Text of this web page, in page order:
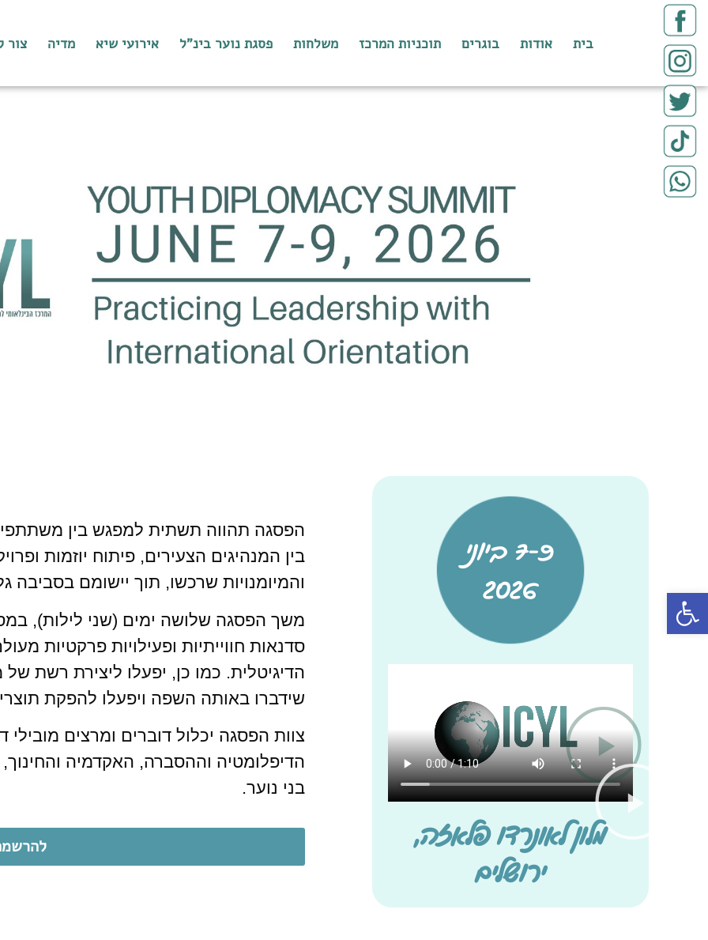
בית אודות בוגרים תוכניות המרכז משלחות פסגת נוער בינ"ל אירועי שיא מדיה צור
7-9 ביוני
2026
מלון לאונרדו פלאזה,
ירושלים
הפסגה תהווה תשתית למפגש בין
בין המנהיגים הצעירים, פיתוח יוזמות
והמיומנויות שרכשו, תוך יישומם בסביבה
משך הפסגה שלושה ימים (שני לילות),
סדנאות חווייתיות ופעילויות פרקטיות
הדיגיטלית. כמו כן, יפעלו ליצירת רשת
שידברו באותה השפה ויפעלו להפקת
צוות הפסגה יכלול דוברים ומרצים
הדיפלומטיה וההסברה, האקדמיה והחינוך,
בני נוער.
פתח סרגל נגישות